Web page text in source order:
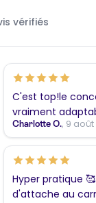
vérifiés
C'est top!le
vraiment
Charlotte O., 9 août
Hyper pratique
d'attache au